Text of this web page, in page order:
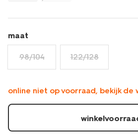
maat
98/104 122/128
online niet op voorraad, bekijk de